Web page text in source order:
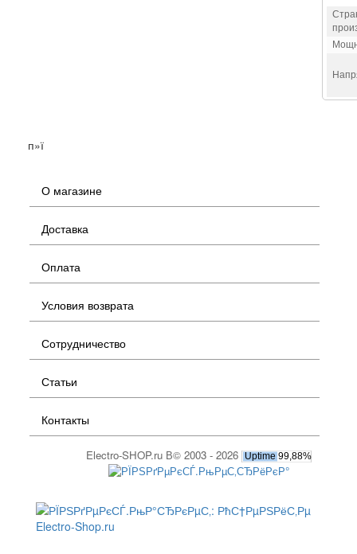
п»ї
О магазине
Доставка
Оплата
Условия возврата
Сотрудничество
Статьи
Контакты
Electro-SHOP.ru В© 2003 - 2026